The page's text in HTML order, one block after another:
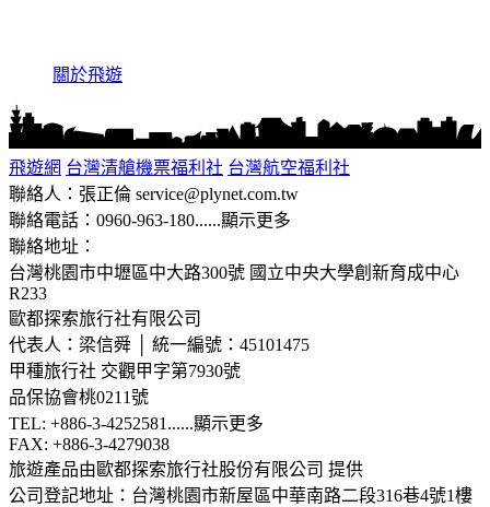
關於飛遊
飛遊網 台灣清艙機票福利社 台灣航空福利社
聯絡人：張正倫 service@plynet.com.tw
聯絡電話：0960-963-180......顯示更多
聯絡地址：
台灣桃園市中壢區中大路300號 國立中央大學創新育成中心
R233
歐都探索旅行社有限公司
代表人：梁信舜 │ 統一編號：45101475
甲種旅行社 交觀甲字第7930號
品保協會桃0211號
TEL: +886-3-4252581 ......顯示更多
FAX: +886-3-4279038
旅遊產品由歐都探索旅行社股份有限公司 提供
公司登記地址：台灣桃園市新屋區中華南路二段316巷4號1樓